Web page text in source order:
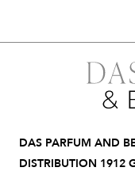
DAS PARFUM AND
DISTRIBUTION 1912